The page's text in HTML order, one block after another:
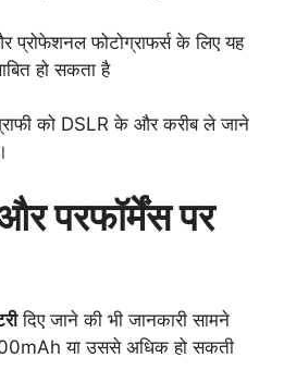
प्रोफेशनल फोटोग्राफर्स के लिए यह
हो सकता है
को DSLR के और करीब ले जाने
परफॉर्मेंस पर
दिए जाने की भी जानकारी सामने
या उससे अधिक हो सकती